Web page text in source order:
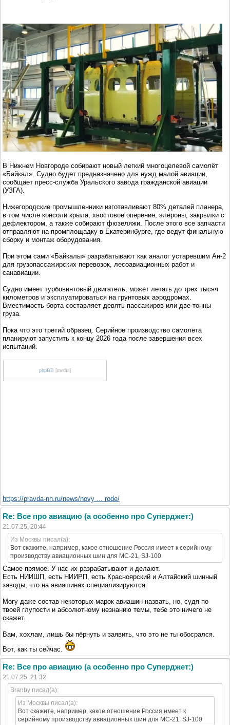
В Нижнем Новгороде собирают новый легкий многоцелевой самолёт
«Байкал». Судно будет предназначено для нужд малой авиации,
сообщает пресс-служба Уральского завода гражданской авиации
(УЗГА).
Нижегородские промышленники изготавливают 80% деталей планера,
в том числе консоли крыла, хвостовое оперение, элероны, закрылки с
дефлектором, а также собирают фюзеляжи. После этого все запчасти
отправляют на промплощадку в Екатеринбурге, где ведут финальную
сборку и монтаж оборудования.
При этом сами «Байкалы» разрабатывают как аналог устаревшим Ан‑2
для грузопассажирских перевозок, лесоавиационных работ и
санавиации.
Судно имеет турбовинтовый двигатель, может летать до трех тысяч
километров и эксплуатироваться на грунтовых аэродромах.
Вместимость борта составляет девять пассажиров или две тонны
груза.
Пока что это третий образец. Серийное производство самолёта
планируют запустить к концу 2026 года после завершения всех
испытаний.
phpBB [media]
https://pravda-nn.ru/news/novy ... rode/
Re: Все про авиацию (а особенно про Суперджет:)
21.07.25, 20:44
Из Москвы писал(а):
Вот скажите, например, какое отношение Россия имеет к серийному
производству авиационных шин для МС-21, SJ-100
Самое прямое. У нас их разрабатывают и делают.
Есть НИИШП, есть НИИРП, есть Красноярский и Алтайский шинный
заводы, что на авиашинах специализируются.
Могу даже состав некоторых марок авиашин назвать, но, судя по
твоей глупости и абсолютному незнанию темы, тебе это ничего не
скажет.
Вам, хохлам, лишь бы пёрнуть и заявить, что это не ты обосрался.
Вот, как ты сейчас.
Re: Все про авиацию (а особенно про Суперджет:)
21.07.25, 21:32
Branby писал(а):
Из Москвы писал(а):
Вот скажите, например, какое отношение Россия имеет к
серийному производству авиационных шин для МС-21, SJ-100